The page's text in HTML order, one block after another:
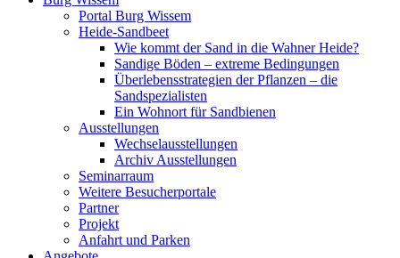
Portal Burg Wissem
Heide-Sandbeet
Wie kommt der Sand in die Wahner Heide?
Sandige Böden – extreme Bedingungen
Überlebensstrategien der Pflanzen – die
Sandspezialisten
Ein Wohnort für Sandbienen
Ausstellungen
Wechselausstellungen
Archiv Ausstellungen
Seminarraum
Weitere Besucherportale
Partner
Projekt
Anfahrt und Parken